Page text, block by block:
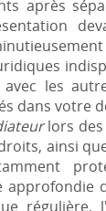
après
les
dans votre
lors des
ainsi
approfondie
régulière,